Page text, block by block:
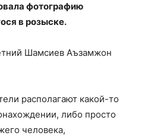
фотографию
в розыске.
Шамсиев Аъзамжон
располагают какой-то
либо просто
человека,